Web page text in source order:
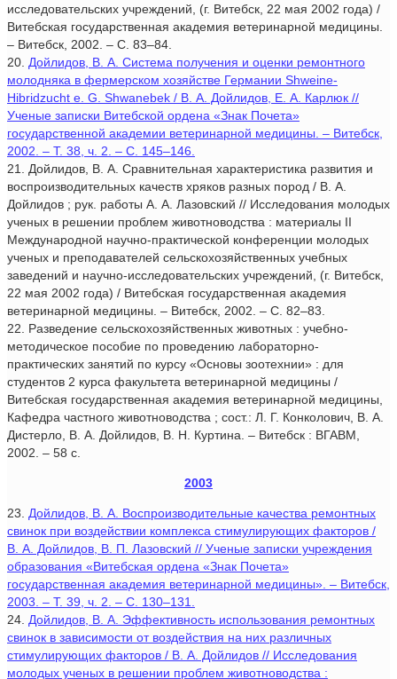
исследовательских учреждений, (г. Витебск, 22 мая 2002 года) /
Витебская государственная академия ветеринарной медицины.
– Витебск, 2002. – С. 83–84.
20. Дойлидов, В. А. Система получения и оценки ремонтного
молодняка в фермерском хозяйстве Германии Shweine-
Hibridzucht e. G. Shwanebek / В. А. Дойлидов, Е. А. Карлюк //
Ученые записки Витебской ордена «Знак Почета»
государственной академии ветеринарной медицины. – Витебск,
2002. – Т. 38, ч. 2. – С. 145–146.
21. Дойлидов, В. А. Сравнительная характеристика развития и
воспроизводительных качеств хряков разных пород / В. А.
Дойлидов ; рук. работы А. А. Лазовский // Исследования молодых
ученых в решении проблем животноводства : материалы II
Международной научно-практической конференции молодых
ученых и преподавателей сельскохозяйственных учебных
заведений и научно-исследовательских учреждений, (г. Витебск,
22 мая 2002 года) / Витебская государственная академия
ветеринарной медицины. – Витебск, 2002. – С. 82–83.
22. Разведение сельскохозяйственных животных : учебно-
методическое пособие по проведению лабораторно-
практических занятий по курсу «Основы зоотехнии» : для
студентов 2 курса факультета ветеринарной медицины /
Витебская государственная академия ветеринарной медицины,
Кафедра частного животноводства ; сост.: Л. Г. Конколович, В. А.
Дистерло, В. А. Дойлидов, В. Н. Куртина. – Витебск : ВГАВМ,
2002. – 58 с.
2003
23. Дойлидов, В. А. Воспроизводительные качества ремонтных
свинок при воздействии комплекса стимулирующих факторов /
В. А. Дойлидов, В. П. Лазовский // Ученые записки учреждения
образования «Витебская ордена «Знак Почета»
государственная академия ветеринарной медицины». – Витебск,
2003. – Т. 39, ч. 2. – С. 130–131.
24. Дойлидов, В. А. Эффективность использования ремонтных
свинок в зависимости от воздействия на них различных
стимулирующих факторов / В. А. Дойлидов // Исследования
молодых ученых в решении проблем животноводства :